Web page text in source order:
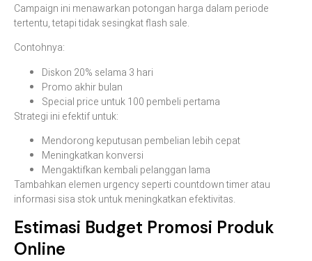
Campaign ini menawarkan potongan harga dalam periode
tertentu, tetapi tidak sesingkat flash sale.
Contohnya:
Diskon 20% selama 3 hari
Promo akhir bulan
Special price untuk 100 pembeli pertama
Strategi ini efektif untuk:
Mendorong keputusan pembelian lebih cepat
Meningkatkan konversi
Mengaktifkan kembali pelanggan lama
Tambahkan elemen urgency seperti countdown timer atau
informasi sisa stok untuk meningkatkan efektivitas.
Estimasi Budget Promosi Produk
Online